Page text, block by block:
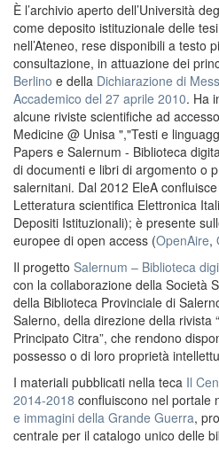
È l’archivio aperto dell’Università
come deposito istituzionale delle
nell’Ateneo, rese disponibili a testo
consultazione, in attuazione dei
Berlino e della Dichiarazione di
Accademico del 27 aprile 2010. Ha
alcune riviste scientifiche ad
Medicine @ Unisa ","Testi e
Papers e Salernum - Biblioteca
di documenti e libri di argomento o
salernitani. Dal 2012 EleA
Letteratura scientifica Elettronica
Depositi Istituzionali); è presente
europee di open access (OpenAire,
Il progetto Salernum – Biblioteca
con la collaborazione della Società
della Biblioteca Provinciale di
Salerno, della direzione della rivista
Principato Citra”, che rendono
possesso o di loro proprietà
I materiali pubblicati nella teca Il
2014-2018 confluiscono nel portale
e immagini della Grande Guerra,
centrale per il catalogo unico delle